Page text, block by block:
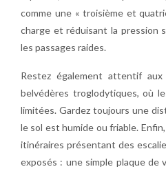
comme une « troisième et
charge et réduisant la pression
les passages raides.
Restez également attentif
belvédères troglodytiques, où
limitées. Gardez toujours une
le sol est humide ou friable.
itinéraires présentant des
exposés : une simple plaque de